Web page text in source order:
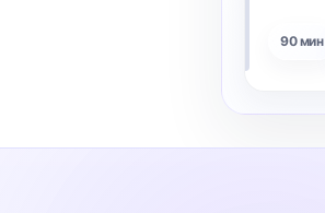
90 мин